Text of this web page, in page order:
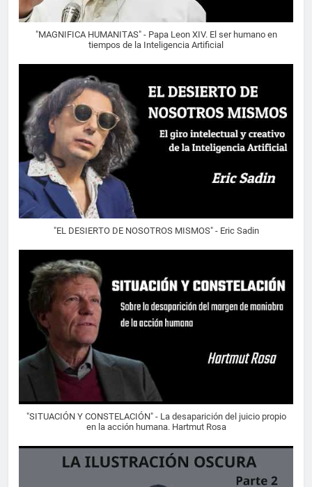
"MAGNIFICA HUMANITAS" - Papa Leon XIV. El ser humano en
tiempos de la Inteligencia Artificial
"EL DESIERTO DE NOSOTROS MISMOS" - Eric Sadin
"SITUACIÓN Y CONSTELACIÓN" - La desaparición del juicio propio
en la acción humana. Hartmut Rosa